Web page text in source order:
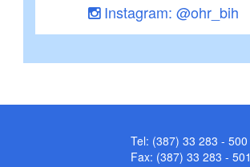
Instagram: @ohr_bih
Tel: (387) 33 283 - 500
Fax: (387) 33 283 - 501